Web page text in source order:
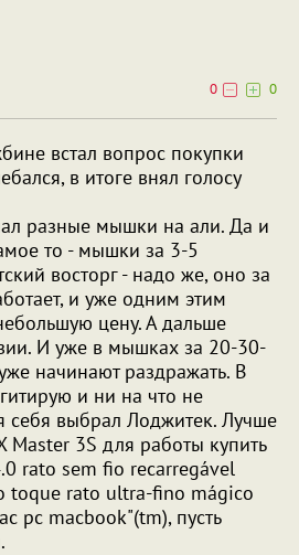
0
0
встал вопрос покупки
в итоге внял голосу
разные мышки на али. Да и
то - мышки за 3-5
восторг - надо же, оно за
и уже одним этим
цену. А дальше
И уже в мышках за 20-30-
начинают раздражать. В
и ни на что не
себя выбрал Лоджитек. Лучше
Master 3S для работы купить
rato sem fio recarregável
toque rato ultra-fino mágico
pc macbook"(tm), пусть